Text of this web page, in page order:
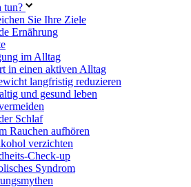
tun?
Sie Ihre Ziele
Ernährung
im Alltag
in einen aktiven Alltag
langfristig reduzieren
und gesund leben
Schlaf
Rauchen aufhören
verzichten
Check-up
Syndrom